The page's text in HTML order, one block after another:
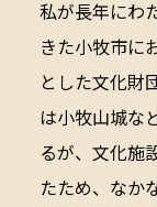
私が長年にわ
きた小牧市に
とした文化財
は小牧山城な
るが、文化施
たため、なか